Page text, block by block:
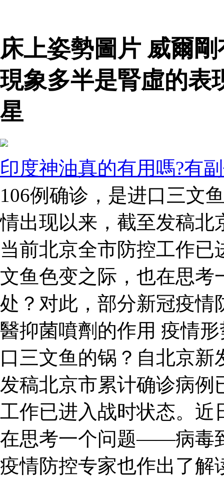
床上姿勢圖片 威爾
現象多半是腎虛的表
星
印度神油真的有用嗎?有
106例确诊，是进口三文
情出现以来，截至发稿北
当前北京全市防控工作
文鱼色变之际，也在思
处？对此，部分新冠疫情
醫抑菌噴劑的作用 疫情
口三文鱼的锅？自北京
发稿北京市累计确诊病例
工作已进入战时状态。近
在思考一个问题——病毒
疫情防控专家也作出了解